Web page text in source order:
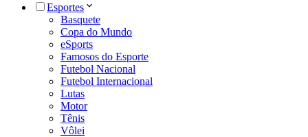
Esportes
Basquete
Copa do Mundo
eSports
Famosos do Esporte
Futebol Nacional
Futebol Internacional
Lutas
Motor
Tênis
Vôlei